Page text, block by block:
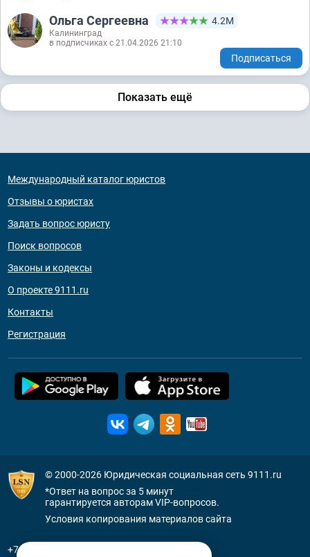
Ольга Сергеевна 4.2М
Калининград
в подписчиках с 21.04.2026 21:10
Подписаться
Показать ещё
Международный каталог юристов
Отзывы о юристах
Задать вопрос юристу
Поиск вопросов
Законы и кодексы
О проекте 9111.ru
Контакты
Регистрация
© 2000-2026 Юридическая социальная сеть 9111.ru
*Ответ на вопрос за 5 минут
гарантируется авторам VIP-вопросов.
Условия копирования материалов сайта
+7 (800) 505-91-11